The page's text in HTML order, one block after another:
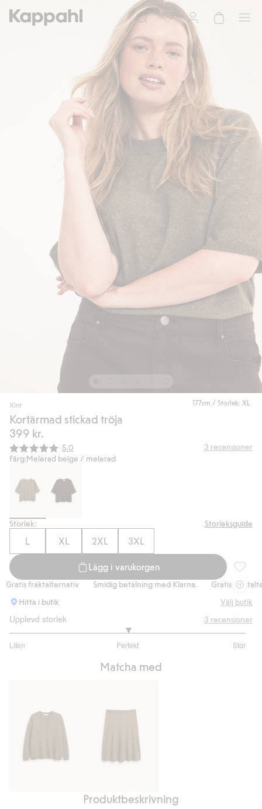
177cm / Storlek: XL
Xlnt
Kortärmad stickad tröja
399 kr.
Snittbetyg:
5.0 3 recensioner
Färg:Melerad beige / melerad
Storlek: Storleksguide
L XL 2XL 3XL
Lägg i varukorgen
fraktalternativ Smidig betalning med Klarna.
Gratis
Hitta i butik
Välj butik
Upplevd storlek
Liten Perfekt Stor
utav
3 recensioner
Matcha med
Stickad
Produktbeskrivning